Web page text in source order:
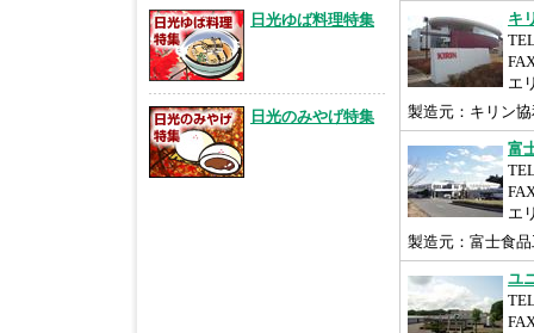
日光ゆば料理特集
日光のみやげ特集
キ
エ
製造元：キリン
富
エ
製造元：富士食
ユ